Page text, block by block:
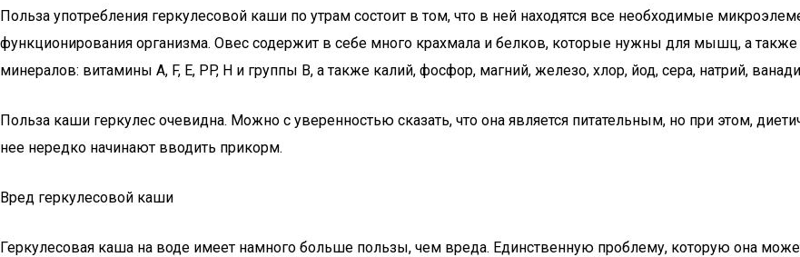
Польза употребления геркулесовой каши по утрам состоит в том, что в ней находятся все необходимые
функционирования организма. Овес содержит в себе много крахмала и белков, которые нужны для мышц, а
минералов: витамины A, F, E, PP, H и группы В, а также калий, фосфор, магний, железо, хлор, йод, сера, натрий,
Польза каши геркулес очевидна. Можно с уверенностью сказать, что она является питательным, но при этом,
нее нередко начинают вводить прикорм.
Вред геркулесовой каши
Геркулесовая каша на воде имеет намного больше пользы, чем вреда. Единственную проблему, которую она